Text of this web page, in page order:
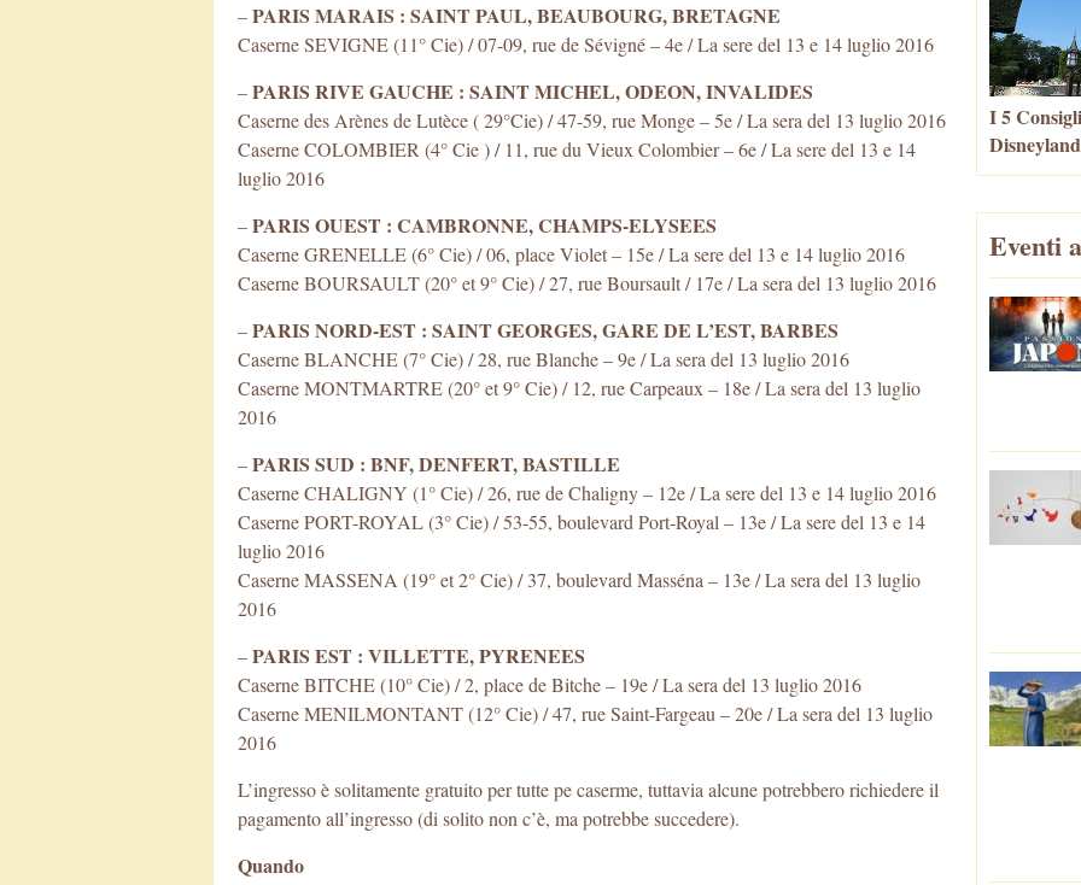
–PARIS MARAIS : SAINT PAUL, BEAUBOURG, BRETAGNE
Caserne SEVIGNE (11° Cie) / 07-09, rue de Sévigné – 4e / La sere del 13 e 14 luglio 2016
–PARIS RIVE GAUCHE : SAINT MICHEL, ODEON, INVALIDES
Caserne des Arènes de Lutèce ( 29°Cie) / 47-59, rue Monge – 5e / La sera del 13 luglio 2016
Caserne COLOMBIER (4° Cie ) / 11, rue du Vieux Colombier – 6e / La sere del 13 e 14
luglio 2016
–PARIS OUEST : CAMBRONNE, CHAMPS-ELYSEES
Caserne GRENELLE (6° Cie) / 06, place Violet – 15e / La sere del 13 e 14 luglio 2016
Caserne BOURSAULT (20° et 9° Cie) / 27, rue Boursault / 17e / La sera del 13 luglio 2016
–PARIS NORD-EST : SAINT GEORGES, GARE DE L’EST, BARBES
Caserne BLANCHE (7° Cie) / 28, rue Blanche – 9e / La sera del 13 luglio 2016
Caserne MONTMARTRE (20° et 9° Cie) / 12, rue Carpeaux – 18e / La sera del 13 luglio
2016
–PARIS SUD : BNF, DENFERT, BASTILLE
Caserne CHALIGNY (1° Cie) / 26, rue de Chaligny – 12e / La sere del 13 e 14 luglio 2016
Caserne PORT-ROYAL (3° Cie) / 53-55, boulevard Port-Royal – 13e / La sere del 13 e 14
luglio 2016
Caserne MASSENA (19° et 2° Cie) / 37, boulevard Masséna – 13e / La sera del 13 luglio
2016
–PARIS EST : VILLETTE, PYRENEES
Caserne BITCHE (10° Cie) / 2, place de Bitche – 19e / La sera del 13 luglio 2016
Caserne MENILMONTANT (12° Cie) / 47, rue Saint-Fargeau – 20e / La sera del 13 luglio
2016
L’ingresso è solitamente gratuito per tutte pe caserme, tuttavia alcune potrebbero richiedere il
pagamento all’ingresso (di solito non c’è, ma potrebbe succedere).
Quando
I 5
Eventi